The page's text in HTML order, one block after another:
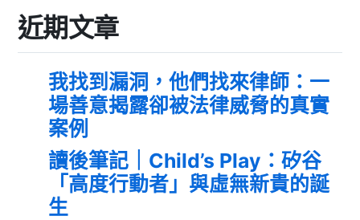
近期文章
我找到漏洞，他們找來律師：一
場善意揭露卻被法律威脅的真實
案例
讀後筆記｜Child’s Play：矽谷
「高度行動者」與虛無新貴的誕
生